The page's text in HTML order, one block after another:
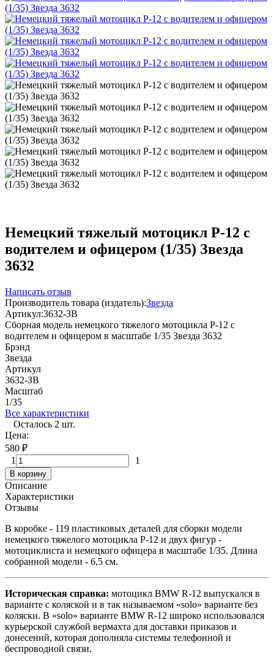
Немецкий тяжелый мотоцикл Р-12 с
водителем и офицером (1/35) Звезда
3632
Написать отзыв
Производитель товара (издатель):Звезда
Артикул:3632-ЗВ
Сборная модель немецкого тяжелого мотоцикла Р-12 с
водителем и офицером в масштабе 1/35 Звезда 3632
Брэнд
Звезда
Артикул
3632-ЗВ
Масштаб
1/35
Все характеристики
Осталось 2 шт.
Цена:
580 ₽
1
1
В корзину
Описание
Характеристики
Отзывы
В коробке - 119 пластиковых деталей для сборки модели
немецкого тяжелого мотоцикла Р-12 и двух фигур -
мотоциклиста и немецкого офицера в масштабе 1/35. Длина
собранной модели - 6,5 см.
Историческая справка: мотоцикл BMW R-12 выпускался в
варианте с коляской и в так называемом «solo» варианте без
коляски. В «solo» варианте BMW R-12 широко использовался
курьерской службой вермахта для доставки приказов и
донесений, которая дополняла системы телефонной и
беспроводной связи.